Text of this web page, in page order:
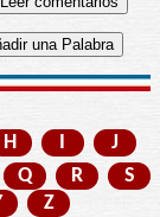
H I
J
Q R
S
Z